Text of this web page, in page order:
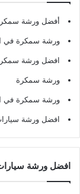
أفضل ورشة
ورشة سمكرة في
افضل ورشة سمكرة
ورشة سمكرة
ورشة سمكرة في
افضل ورشة
افضل ورشة سيارات